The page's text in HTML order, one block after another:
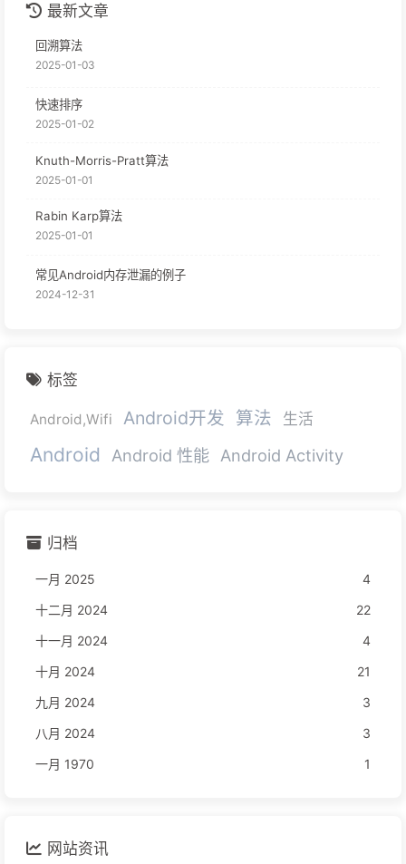
最新文章
回溯算法
2025-01-03
快速排序
2025-01-02
Knuth-Morris-Pratt算法
2025-01-01
Rabin Karp算法
2025-01-01
常见Android内存泄漏的例子
2024-12-31
标签
Android,Wifi Android开发 算法 生活
Android Android 性能 Android Activity
归档
一月 2025
4
十二月 2024
22
十一月 2024
4
十月 2024
21
九月 2024
3
八月 2024
3
一月 1970
1
网站资讯